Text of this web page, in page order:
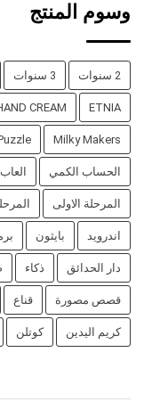
وسوم المنتج
2 سنوات 3 سنوات
ETNIA
CREAM
Milky Makers
الحساب الكمي
المرحلة الاولى
اندرويد بايثون
دار الحدائق ذكاء
قصص مصورة قناع
كريم اليدين كوتلن